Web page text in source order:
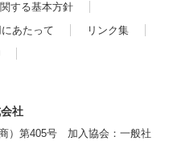
する基本方針
あたって
リンク集
社
）第405号 加入協会：一般社